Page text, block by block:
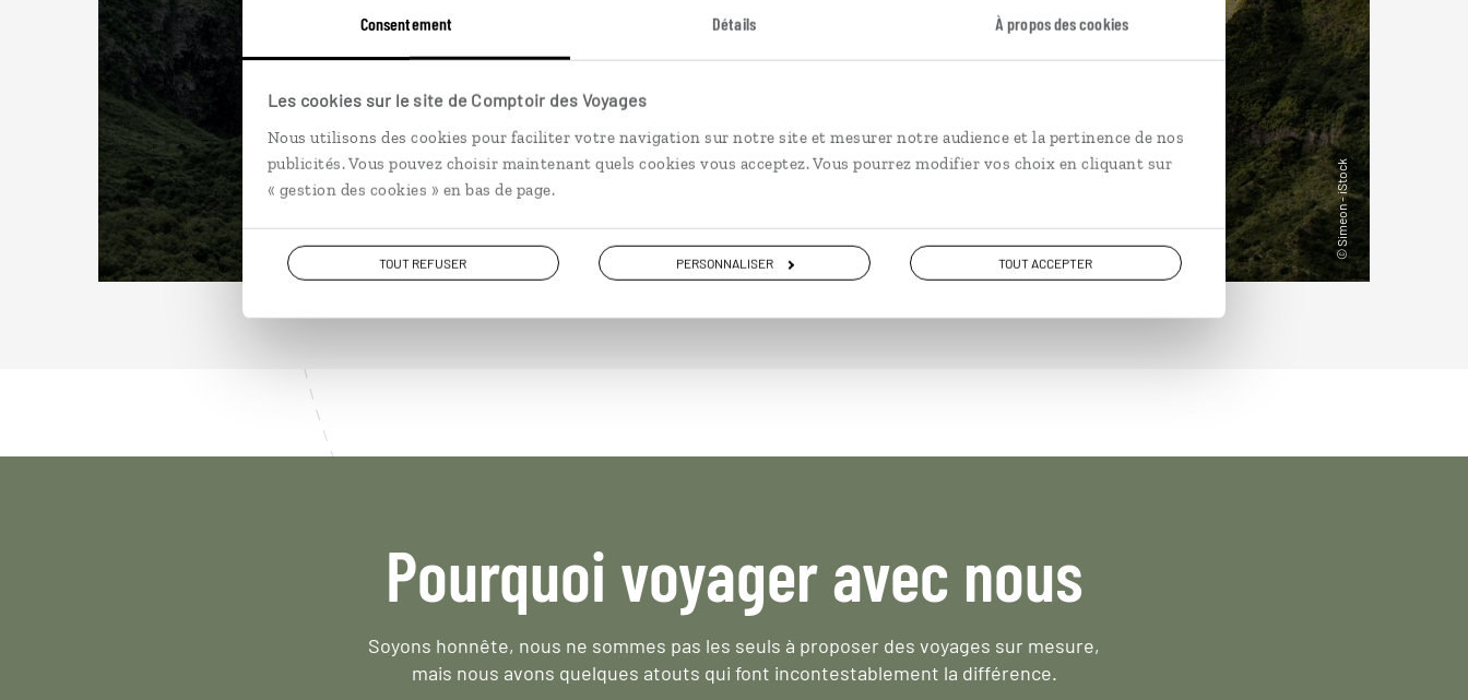
Consentement Détails À propos des cookies
Les cookies sur le site de Comptoir des Voyages
Nous utilisons des cookies pour faciliter votre navigation sur notre site et mesurer notre audience et la pertinence de nos
publicités. Vous pouvez choisir maintenant quels cookies vous acceptez. Vous pourrez modifier vos choix en cliquant sur
« gestion des cookies » en bas de page.
TOUT REFUSER PERSONNALISER TOUT ACCEPTER
La Réunion
DÉCOUVRIR
Pourquoi voyager avec nous
Soyons honnête, nous ne sommes pas les seuls à proposer des voyages sur mesure,
mais nous avons quelques atouts qui font incontestablement la différence.